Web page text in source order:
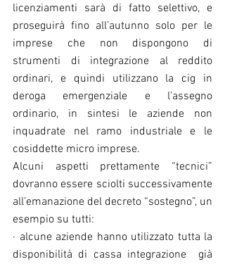
licenziamenti sarà di fatto selettivo, e
proseguirà fino all’autunno solo per le
imprese che non dispongono di
strumenti di integrazione al reddito
ordinari, e quindi utilizzano la cig in
deroga emergenziale e l’assegno
ordinario, in sintesi le aziende non
inquadrate nel ramo industriale e le
cosiddette micro imprese.
Alcuni aspetti prettamente “tecnici”
dovranno essere sciolti successivamente
all’emanazione del decreto “sostegno”, un
esempio su tutti:
· alcune aziende hanno utilizzato tutta la
disponibilità di cassa integrazione  già